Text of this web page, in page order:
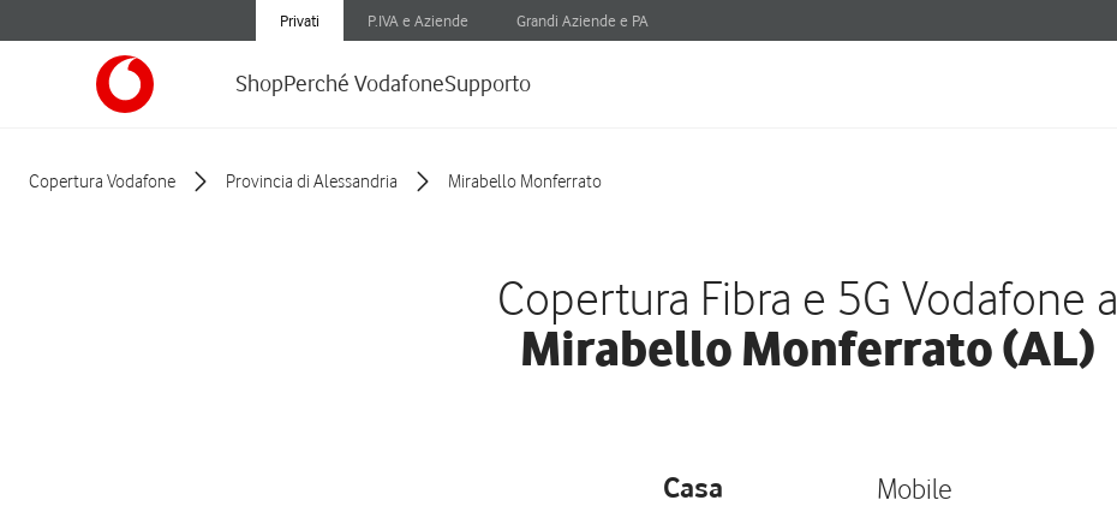
Privati P.IVA e Aziende Grandi Aziende e PA
ShopPerché VodafoneSupporto
Copertura Vodafone Provincia di Alessandria Mirabello Monferrato
Copertura Fibra e 5G Vodafone a
Mirabello Monferrato (AL)
Casa Mobile